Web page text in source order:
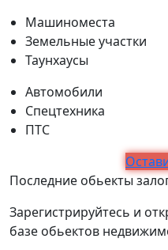
Машиноместа
Земельные участки
Таунхаусы
Автомобили
Спецтехника
ПТС
Последние обьекты
Зарегистрируйтесь и
базе обьектов